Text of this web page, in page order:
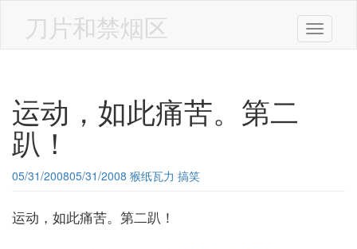
刀片和禁烟区 Toggle
运动，如此痛苦。第二
趴！
05/31/200805/31/2008 猴纸瓦力 搞笑
运动，如此痛苦。第二趴！